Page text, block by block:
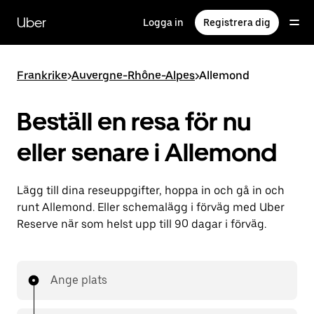
huvudinnehållet
Uber Logga in Registrera dig
Frankrike>Auvergne-Rhône-Alpes>Allemond
Beställ en resa för nu
eller senare i Allemond
Lägg till dina reseuppgifter, hoppa in och gå in och
runt Allemond. Eller schemalägg i förväg med Uber
Reserve när som helst upp till 90 dagar i förväg.
Ange plats